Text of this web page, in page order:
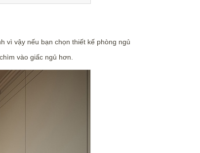
vì vậy nếu bạn chọn thiết kế phòng ngủ
vào giấc ngủ hơn.